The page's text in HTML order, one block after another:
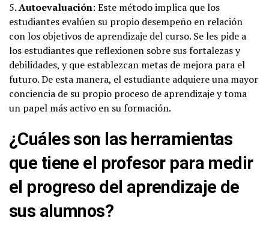
5.Autoevaluación: Este método implica que los
estudiantes evalúen su propio desempeño en relación
con los objetivos de aprendizaje del curso. Se les pide a
los estudiantes que reflexionen sobre sus fortalezas y
debilidades, y que establezcan metas de mejora para el
futuro. De esta manera, el estudiante adquiere una mayor
conciencia de su propio proceso de aprendizaje y toma
un papel más activo en su formación.
¿Cuáles son las herramientas
que tiene el profesor para medir
el progreso del aprendizaje de
sus alumnos?